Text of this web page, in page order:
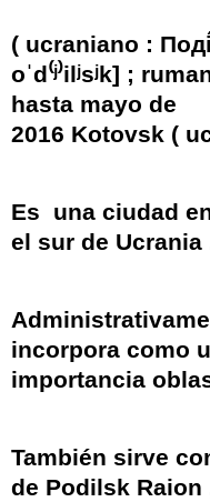
( ucraniano :
oˈd⁽ʲ⁾ilʲsʲk] ;
hasta mayo de
2016 Kotovsk (
Es una ciudad
el sur de Ucrania
incorpora como
importancia
También sirve
de Podilsk Raion